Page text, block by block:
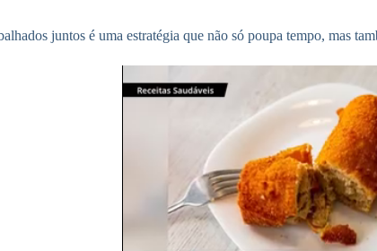
juntos é uma estratégia que não só poupa tempo, mas